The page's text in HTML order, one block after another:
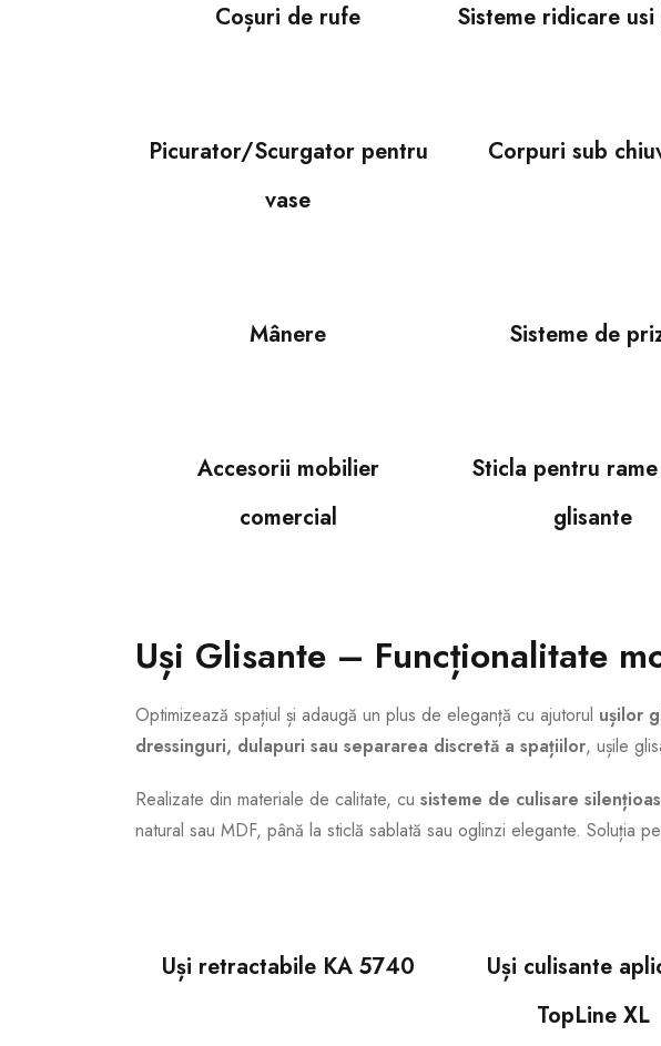
Coșuri de rufe Sisteme ridicare
Picurator/Scurgator pentru
vase
Corpuri sub
Mânere Sisteme de
Accesorii mobilier
comercial
Sticla pentru
glisante
Uși Glisante – Funcționalitate
Optimizează spațiul și adaugă un plus de eleganță cu ajutorul ușilor
dressinguri, dulapuri sau separarea discretă a spațiilor, ușile
Realizate din materiale de calitate, cu sisteme de culisare
natural sau MDF, până la sticlă sablată sau oglinzi elegante. Soluția
Uși retractabile KA 5740
Uși culisante
TopLine XL